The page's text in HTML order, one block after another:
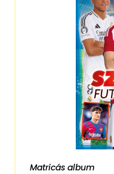
Matricás album